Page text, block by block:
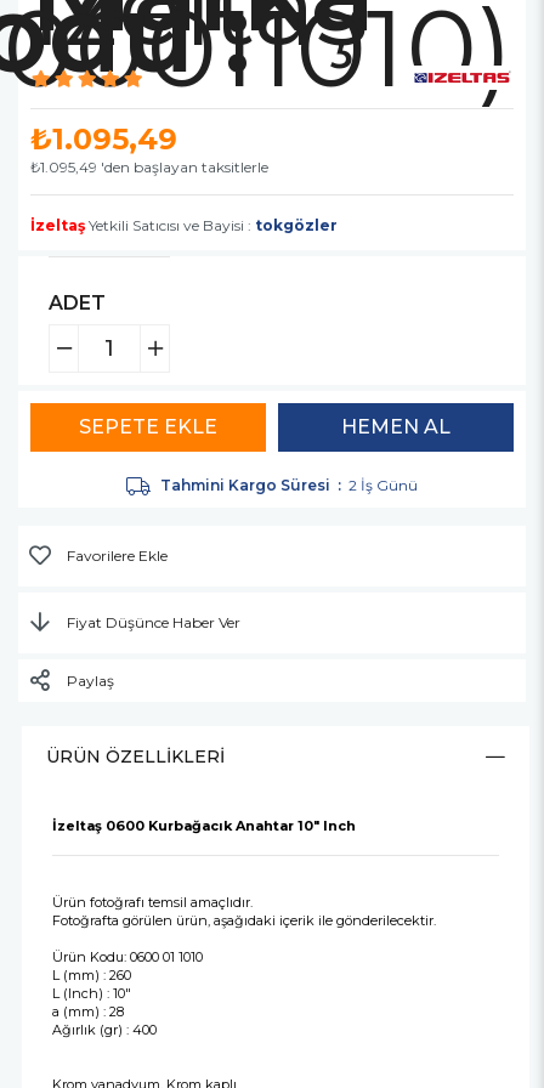
₺1.095,49
₺1.095,49 'den başlayan taksitlerle
İzeltaş Yetkili Satıcısı ve Bayisi : tokgözler
ADET
Tahmini Kargo Süresi : 2 İş Günü
Favorilere Ekle
Fiyat Düşünce Haber Ver
Paylaş
ÜRÜN ÖZELLIKLERI
İzeltaş 0600 Kurbağacık Anahtar 10" Inch
Ürün fotoğrafı temsil amaçlıdır.
Fotoğrafta görülen ürün, aşağıdaki içerik ile gönderilecektir.
Ürün Kodu: 0600 01 1010
L (mm) : 260
L (Inch) : 10"
a (mm) : 28
Ağırlık (gr) : 400